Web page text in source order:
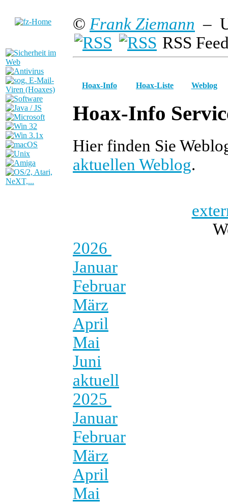
© Frank Ziemann –
RSS
Hoax-Info Hoax-Liste Weblog
Hoax-Info
Hier finden Sie
aktuellen Weblog.
2026
Januar
Februar
März
April
Mai
Juni
aktuell
2025
Januar
Februar
März
April
Mai